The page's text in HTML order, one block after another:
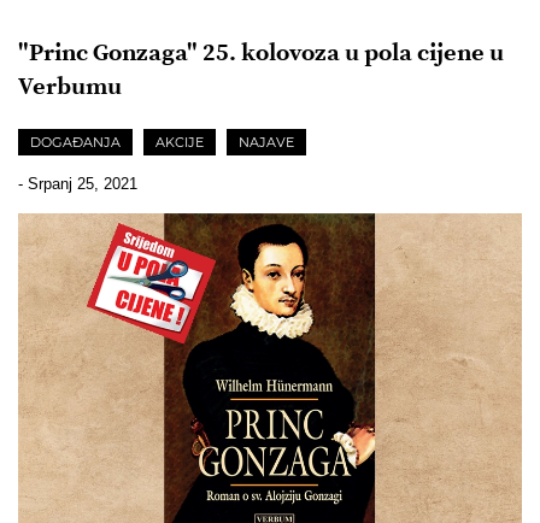
"Princ Gonzaga" 25. kolovoza u pola cijene u
Verbumu
DOGAĐANJA AKCIJE NAJAVE
- Srpanj 25, 2021